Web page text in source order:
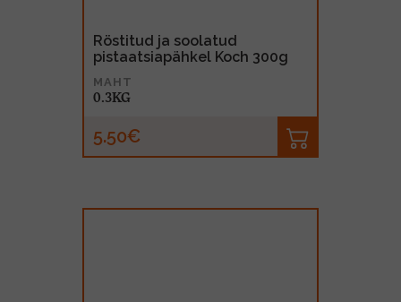
Röstitud ja soolatud
pistaatsiapähkel Koch 300g
MAHT
0.3KG
5.50€